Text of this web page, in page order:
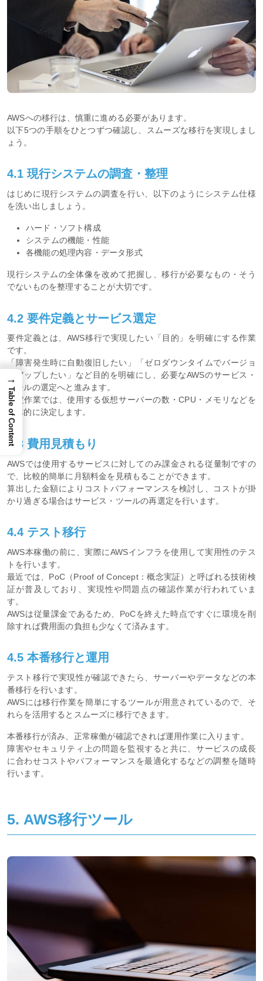
AWSへの移行は、慎重に進める必要があります。
以下5つの手順をひとつずつ確認し、スムーズな移行を実現しまし
ょう。
4.1 現行システムの調査・整理
はじめに現行システムの調査を行い、以下のようにシステム仕様
を洗い出しましょう。
ハード・ソフト構成
システムの機能・性能
各機能の処理内容・データ形式
現行システムの全体像を改めて把握し、移行が必要なもの・そう
でないものを整理することが大切です。
4.2 要件定義とサービス選定
要件定義とは、AWS移行で実現したい「目的」を明確にする作業
です。
「障害発生時に自動復旧したい」「ゼロダウンタイムでバージョ
ンアップしたい」など目的を明確にし、必要なAWSのサービス・
ツールの選定へと進みます。
選定作業では、使用する仮想サーバーの数・CPU・メモリなどを
具体的に決定します。
4.3 費用見積もり
AWSでは使用するサービスに対してのみ課金される従量制ですの
で、比較的簡単に月額料金を見積もることができます。
算出した金額によりコストパフォーマンスを検討し、コストが掛
かり過ぎる場合はサービス・ツールの再選定を行います。
4.4 テスト移行
AWS本稼働の前に、実際にAWSインフラを使用して実用性のテス
トを行います。
最近では、PoC（Proof of Concept：概念実証）と呼ばれる技術検
証が普及しており、実現性や問題点の確認作業が行われていま
す。
AWSは従量課金であるため、PoCを終えた時点ですぐに環境を削
除すれば費用面の負担も少なくて済みます。
4.5 本番移行と運用
テスト移行で実現性が確認できたら、サーバーやデータなどの本
番移行を行います。
AWSには移行作業を簡単にするツールが用意されているので、そ
れらを活用するとスムーズに移行できます。
本番移行が済み、正常稼働が確認できれば運用作業に入ります。
障害やセキュリティ上の問題を監視すると共に、サービスの成長
に合わせコストやパフォーマンスを最適化するなどの調整を随時
行います。
5. AWS移行ツール
→
Table of Content